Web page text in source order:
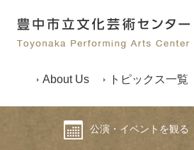
About Us トピックス一覧
公演・イベントを観る